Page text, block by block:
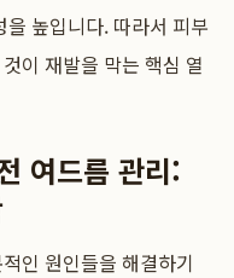
높입니다. 따라서 피부
이 재발을 막는 핵심 열
여드름 관리:
인 원인들을 해결하기